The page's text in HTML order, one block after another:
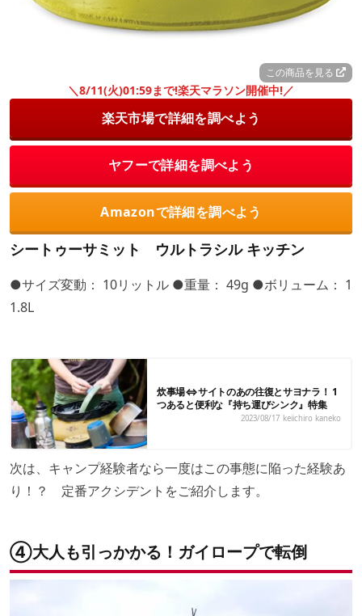
この商品を見る
＼8/11(火)01:59まで!楽天マラソン開催中!／
楽天市場で詳細を調べよう
ヤフーで詳細を調べよう
Amazonで詳細を調べよう
シートゥーサミット ウルトラシル キッチン
●サイズ変動： 10リットル ●重量： 49g ●ボリューム： 1
1.8L
炊事場⇔サイトのあの往復とサヨナラ！ 1
つあると便利な『持ち運びシンク』特集
2023/08/17 keiichiro kaneko
次は、キャンプ経験者なら一度はこの事態に陥った経験あ
り！？ 定番アクシデントをご紹介します。
④大人も引っかかる！ガイロープで転倒